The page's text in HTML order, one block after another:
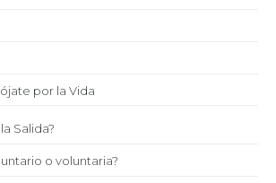
por la Vida
Salida?
o voluntaria?